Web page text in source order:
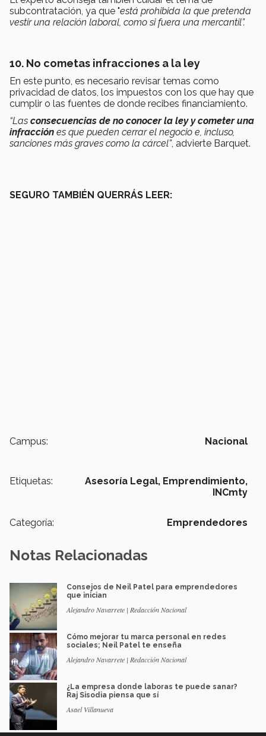
subcontratación, ya que "está prohibida la que pretenda
vestir una relación laboral, como si fuera una mercantil”.
10. No cometas infracciones a la ley
En este punto, es necesario revisar temas como
privacidad de datos, los impuestos con los que hay que
cumplir o las fuentes de donde recibes financiamiento.
“Las consecuencias de no conocer la ley y cometer una
infracción es que pueden cerrar el negocio e, incluso,
sanciones más graves como la cárcel”, advierte Barquet.
SEGURO TAMBIÉN QUERRÁS LEER:
Campus: Nacional
Etiquetas: Asesoría Legal, Emprendimiento,
INCmty
Categoría: Emprendedores
Notas Relacionadas
Consejos de Neil Patel para emprendedores
que inician
Alejandro Navarrete | Redacción Nacional
Cómo mejorar tu marca personal en redes
sociales; Neil Patel te enseña
Alejandro Navarrete | Redacción Nacional
¿La empresa donde laboras te puede sanar?
Raj Sisodia piensa que sí
Asael Villanueva